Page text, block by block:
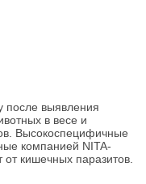
после выявления
в весе и
Высокоспецифичные
компанией NITA-
от кишечных паразитов.